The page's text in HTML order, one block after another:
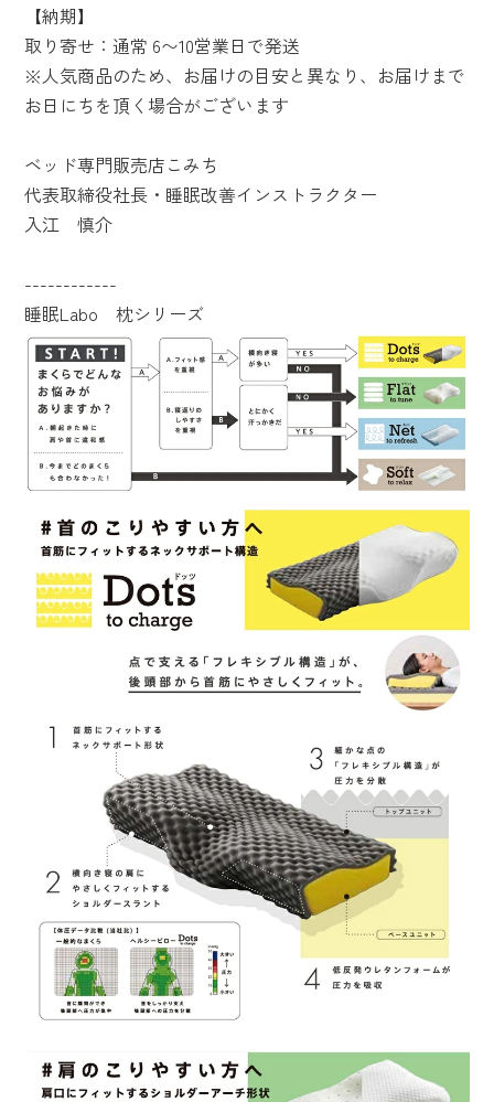
【納期】
取り寄せ：通常 6〜10営業日で発送
※人気商品のため、お届けの目安と異なり、お届けまで
お日にちを頂く場合がございます
ベッド専門販売店こみち
代表取締役社長・睡眠改善インストラクター
入江 慎介
------------
睡眠Labo 枕シリーズ